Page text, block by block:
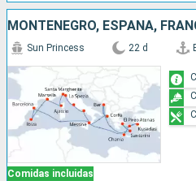
Comidas incluidas
Sun Princess 22 d